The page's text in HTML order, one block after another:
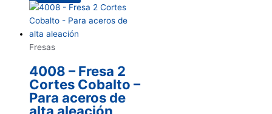
Fresas
4008 – Fresa 2
Cortes Cobalto –
Para aceros de